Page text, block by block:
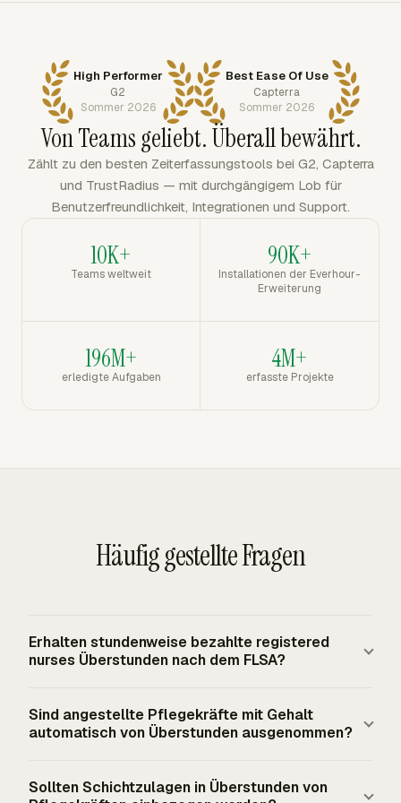
High Performer
G2
Sommer 2026
Best Ease Of Use
Capterra
Sommer 2026
Von Teams geliebt. Überall bewährt.
Zählt zu den besten Zeiterfassungstools bei G2, Capterra
und TrustRadius — mit durchgängigem Lob für
Benutzerfreundlichkeit, Integrationen und Support.
10K+
Teams weltweit
90K+
Installationen der Everhour-
Erweiterung
196M+
erledigte Aufgaben
4M+
erfasste Projekte
Häufig gestellte Fragen
Erhalten stundenweise bezahlte registered
nurses Überstunden nach dem FLSA?
Überstundenvergütung erhalten, wenn sie erfasst und
nicht freigestellt sind. Nach der bundesweiten FLSA-
mindestens das 1,5-Fache des regulären Satzes für
Sind angestellte Pflegekräfte mit Gehalt
automatisch von Überstunden ausgenommen?
staatlichen Prüfungsgremium registriert ist, kann nur
Sollten Schichtzulagen in Überstunden von